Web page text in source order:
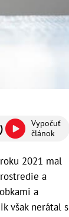
Vypočuť
článok
2021 mal
a
a
však nerátal s